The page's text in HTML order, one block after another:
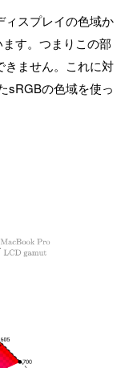
ィスプレイの色域か
す。つまりこの部
きません。これに対
sRGBの色域を使っ